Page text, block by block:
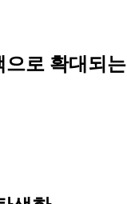
으로 확대되는